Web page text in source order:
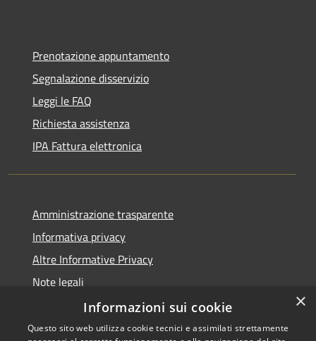
Prenotazione appuntamento
Segnalazione disservizio
Leggi le FAQ
Richiesta assistenza
IPA Fattura elettronica
Amministrazione trasparente
Informativa privacy
Altre Informative Privacy
Note legali
Dichiarazione di accessibilità
×
Informazioni sui cookie
Questo sito web utilizza cookie tecnici e assimilati strettamente